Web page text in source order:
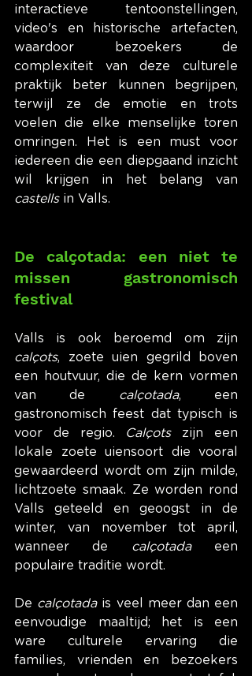
interactieve tentoonstellingen,
video's en historische artefacten,
waardoor bezoekers de
complexiteit van deze culturele
praktijk beter kunnen begrijpen,
terwijl ze de emotie en trots
voelen die elke menselijke toren
omringen. Het is een must voor
iedereen die een diepgaand inzicht
castells in Valls.
De calçotada: een niet te
missen gastronomisch
festival
calçots, zoete uien gegrild boven
een houtvuur, die de kern vormen
van de calçotada, een
gastronomisch feest dat typisch is
voor de regio. Calçots zijn een
lokale zoete uiensoort die vooral
gewaardeerd wordt om zijn milde,
lichtzoete smaak. Ze worden rond
Valls geteeld en geoogst in de
winter, van november tot april,
wanneer de calçotada een
populaire traditie wordt.
De calçotada is veel meer dan een
eenvoudige maaltijd; het is een
ware culturele ervaring die
families, vrienden en bezoekers